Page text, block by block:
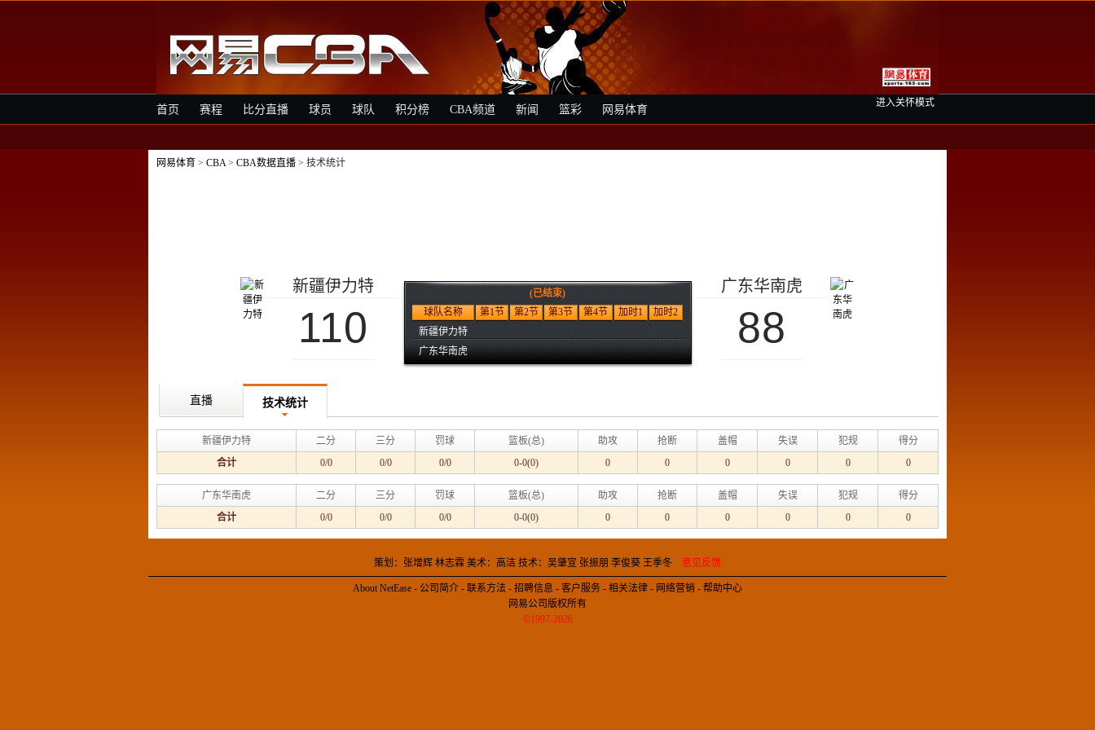
进入关怀模式
首页 赛程 比分直播 球员 球队 积分榜 CBA频道 新闻 篮彩 网易体育
网易体育 > CBA> CBA数据直播 > 技术统计
新疆伊力特
110
(已结束)
球队名称
第1节 第2节 第3节 第4节 加时1
加时2
新疆伊力特
广东华南虎
广东华南虎
88
直播 技术统计
新疆伊力特 二分 三分 罚球 篮板(总) 助攻 抢断 盖帽 失误 犯规
得分
合计
0/0 0/0 0/0 0-0(0) 0 0 0 0 0 0
广东华南虎 二分 三分 罚球 篮板(总) 助攻 抢断 盖帽 失误 犯规
得分
合计
0/0 0/0 0/0 0-0(0) 0 0 0 0 0 0
策划：张增辉 林志霖 美术：高洁 技术：吴肇宣 张振朋 李俊葵 王季冬 意见反馈
About NetEase - 公司简介 - 联系方法 - 招聘信息 - 客户服务 - 相关法律 - 网络营销 - 帮助中心
网易公司版权所有
©1997-2026